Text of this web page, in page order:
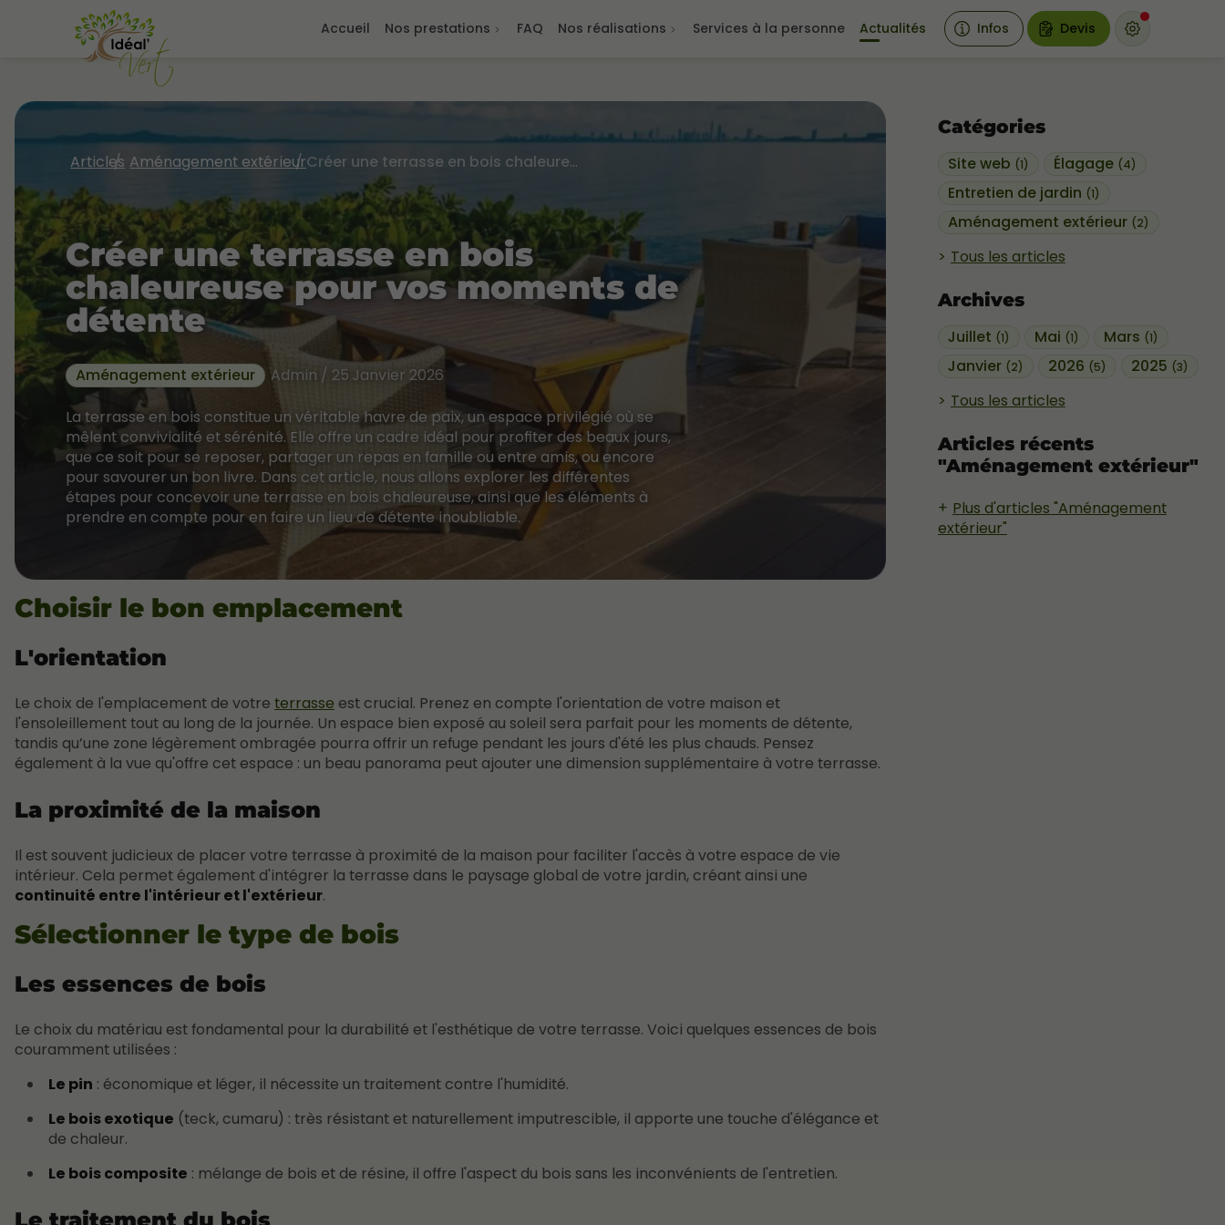
Accueil Nos prestations FAQ Nos réalisations Services à la personne Actualités Infos Devis
Catégories
Site web (1) Élagage (4)
Entretien de jardin (1)
Aménagement extérieur (2)
Tous les articles
Archives
Juillet (1) Mai (1) Mars (1)
Janvier (2) 2026 (5) 2025 (3)
Tous les articles
Articles récents
"Aménagement extérieur"
Plus d'articles "Aménagement
extérieur"
Articles Aménagement extérieur Créer une terrasse en bois chaleureuse pour vos moments de détente
Créer une terrasse en bois
chaleureuse pour vos moments de
détente
Aménagement extérieur
Admin / 25 Janvier 2026
La terrasse en bois constitue un véritable havre de paix, un espace privilégié où se
mêlent convivialité et sérénité. Elle offre un cadre idéal pour profiter des beaux jours,
que ce soit pour se reposer, partager un repas en famille ou entre amis, ou encore
pour savourer un bon livre. Dans cet article, nous allons explorer les différentes
étapes pour concevoir une terrasse en bois chaleureuse, ainsi que les éléments à
prendre en compte pour en faire un lieu de détente inoubliable.
Choisir le bon emplacement
L'orientation
Le choix de l'emplacement de votre terrasse est crucial. Prenez en compte l'orientation de votre maison et
l'ensoleillement tout au long de la journée. Un espace bien exposé au soleil sera parfait pour les moments de détente,
tandis qu’une zone légèrement ombragée pourra offrir un refuge pendant les jours d'été les plus chauds. Pensez
également à la vue qu'offre cet espace : un beau panorama peut ajouter une dimension supplémentaire à votre terrasse.
La proximité de la maison
Il est souvent judicieux de placer votre terrasse à proximité de la maison pour faciliter l'accès à votre espace de vie
intérieur. Cela permet également d'intégrer la terrasse dans le paysage global de votre jardin, créant ainsi une
continuité entre l'intérieur et l'extérieur.
Sélectionner le type de bois
Les essences de bois
Le choix du matériau est fondamental pour la durabilité et l'esthétique de votre terrasse. Voici quelques essences de bois
couramment utilisées :
Le pin : économique et léger, il nécessite un traitement contre l'humidité.
Le bois exotique (teck, cumaru) : très résistant et naturellement imputrescible, il apporte une touche d'élégance et
de chaleur.
Le bois composite : mélange de bois et de résine, il offre l'aspect du bois sans les inconvénients de l'entretien.
Le traitement du bois